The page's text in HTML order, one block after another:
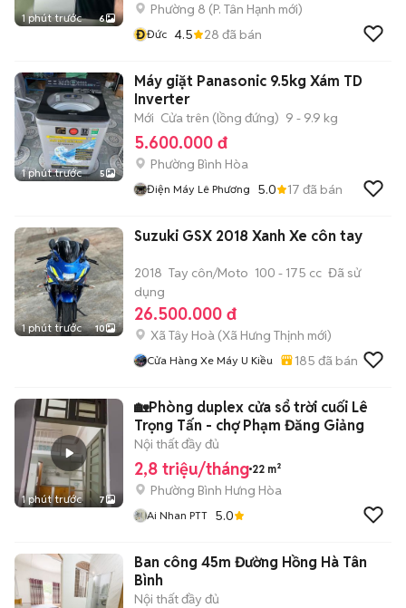
1 phút trước 6
Phường 8 (P. Tân Hạnh mới)
ĐĐức 4.5 28 đã bán
1 phút trước 5
Máy giặt Panasonic 9.5kg Xám TD
Inverter
Mới Cửa trên (lồng đứng) 9 - 9.9 kg
5.600.000 đ
Phường Bình Hòa
Điện Máy Lê Phương 5.0 17 đã bán
1 phút trước 10
Suzuki GSX 2018 Xanh Xe côn tay
2018 Tay côn/Moto 100 - 175 cc Đã sử
dụng
26.500.000 đ
Xã Tây Hoà (Xã Hưng Thịnh mới)
Cửa Hàng Xe Máy U Kiều 185 đã bán
1 phút trước 7
🏡Phòng duplex cửa sổ trời cuối Lê
Trọng Tấn - chợ Phạm Đăng Giảng
Nội thất đầy đủ
2,8 triệu/tháng 22 m²
Phường Bình Hưng Hòa
Ai Nhan PTT 5.0
Ban công 45m Đường Hồng Hà Tân
Bình
Nội thất đầy đủ